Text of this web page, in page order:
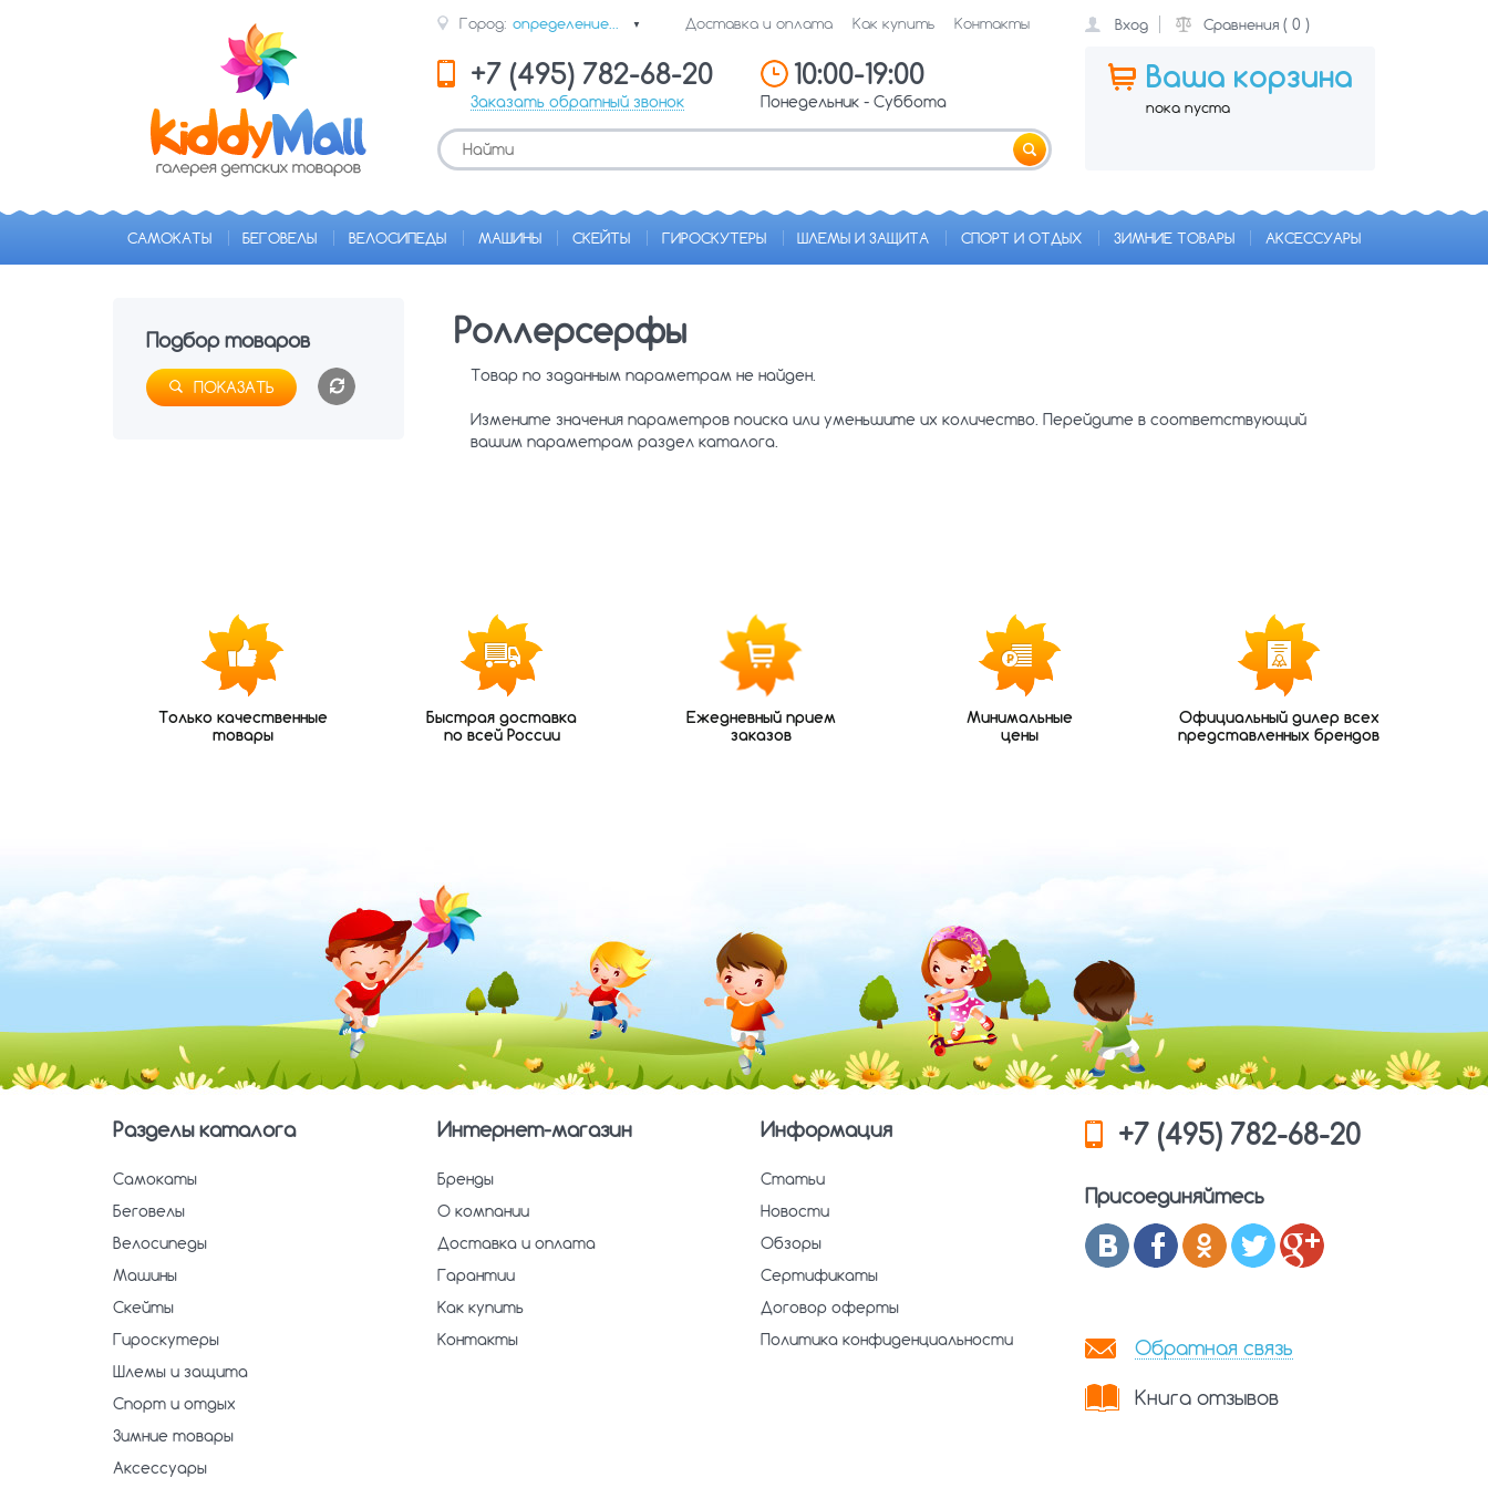
Город: определение... ▼ Доставка и оплата Как купить Контакты
+7 (495) 782-68-20
Заказать обратный звонок
10:00-19:00
Понедельник - Суббота
Вход Сравнения( 0 )
Ваша корзина
пока пуста
САМОКАТЫ БЕГОВЕЛЫ ВЕЛОСИПЕДЫ МАШИНЫ СКЕЙТЫ ГИРОСКУТЕРЫ ШЛЕМЫ И ЗАЩИТА СПОРТ И ОТДЫХ ЗИМНИЕ ТОВАРЫ АКСЕССУАРЫ
Подбор товаров
ПОКАЗАТЬ
Роллерсерфы
Товар по заданным параметрам не найден.
Измените значения параметров поиска или уменьшите их количество. Перейдите в соответствующий
вашим параметрам раздел каталога.
Только качественные
товары
Быстрая доставка
по всей России
Ежедневный прием
заказов
Минимальные
цены
Официальный дилер всех
представленных брендов
Разделы каталога
Самокаты
Беговелы
Велосипеды
Машины
Скейты
Гироскутеры
Шлемы и защита
Спорт и отдых
Зимние товары
Аксессуары
Интернет-магазин
Бренды
О компании
Доставка и оплата
Гарантии
Как купить
Контакты
Информация
Статьи
Новости
Обзоры
Сертификаты
Договор оферты
Политика конфиденциальности
+7 (495) 782-68-20
Присоединяйтесь
Обратная связь
Книга отзывов